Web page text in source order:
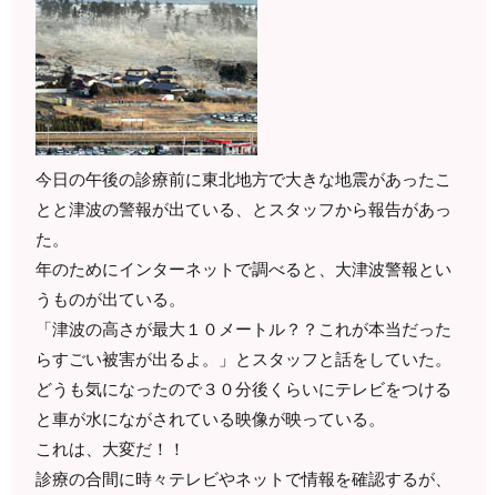
今日の午後の診療前に東北地方で大きな地震があったこ
とと津波の警報が出ている、とスタッフから報告があっ
た。
年のためにインターネットで調べると、大津波警報とい
うものが出ている。
「津波の高さが最大１０メートル？？これが本当だった
らすごい被害が出るよ。」とスタッフと話をしていた。
どうも気になったので３０分後くらいにテレビをつける
と車が水にながされている映像が映っている。
これは、大変だ！！
診療の合間に時々テレビやネットで情報を確認するが、